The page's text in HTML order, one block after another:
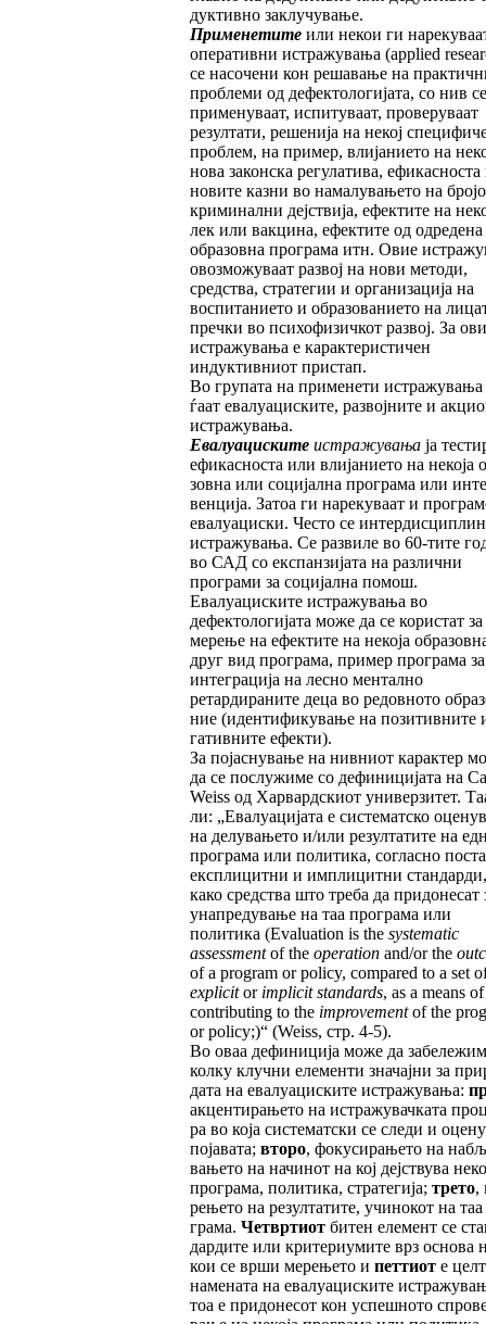
дук­тивно заклучување.
Применетитеили некои ги
опе­ративни истражувања (applied
се на­со­чени кон решавање на
про­бле­ми од дефектологијата, со нив се
примену­ва­ат, испитуваат, проверуваат
резултати, ре­ше­ни­ја на некој
проблем, на пример, влијанието на
нова законска регулатива, ефикасноста
новите казни во намалувањето на
криминални деј­ствија, ефектите на
лек или вакцина, ефектите од одредена
образовна програма итн. Овие
овозможуваат раз­вој на нови методи,
средства, стратегии и ор­га­низација на
воспитанието и образованието на
пречки во психофизичкот раз­вој. За
истражувања е карактерис­ти­чен
индуктивниот пристап.
Во групата на применети
ѓаат евалуациските, развојните и
истражувања.
Евалуациските истражувањаја
ефикасноста или влијанието на некоја
зов­на или социјална програма или
венција. Затоа ги нарекуваат и
евалуациски. Често се
истражувања. Се развиле во 60-тите
во САД со експанзијата на различни
програ­ми за социјална помош.
Евалуациските ис­тражувања во
дефектологијата може да се користат за
мерење на ефектите на не­која
друг вид програма, пример програма за
интеграција на лесно ментално
ретардираните деца во редовното
ние (идентификување на позитив­ни­те
га­тивните ефекти).
За појаснување на нивниот карактер
да се послужиме со дефиницијата на
Weiss од Харвардскиот универзитет.
ли: „Евалуацијата е систематско
на делувањето и/или резултатите на
програма или политика, согласно
експлицитни и имплицитни стандарди,
како средства што треба да придонесат
унапре­ду­вање на таа програма или
политика (Eva­lua­tion is thesystematic
assessmentof the opera­tionand/or the
of a program or policy, compared to a set
explicitor implicit standards, as a means of
contributing to the improvementof the
or policy;)“ (Weiss, стр. 4-5).
Во оваа дефиниција може да
кол­ку клучни елементи значајни за
дата на евалуациските истражувања:
акцентирањето на истражувачката
ра во која систематски се следи и
поја­ва­та; второ, фокусирањето на
ва­њето на начинот на кој дејствува
програма, политика, стратегија; трето,
ре­ње­то на ре­зул­татите, учинокот на
гра­ма. Чет­вртиотбитен елемент се
дардите или критериумите врз основа
кои се врши ме­ре­њето и петтиоте
наме­на­та на ева­луа­циските
тоа е придонесот кон успешното